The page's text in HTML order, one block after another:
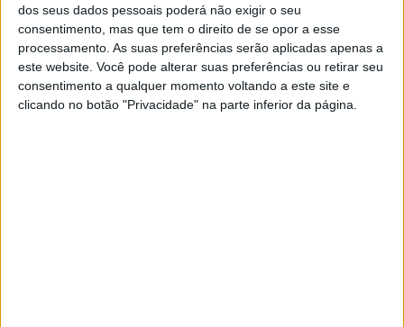
dos seus dados pessoais poderá não exigir o seu
consentimento, mas que tem o direito de se opor a esse
processamento. As suas preferências serão aplicadas apenas a
este website. Você pode alterar suas preferências ou retirar seu
consentimento a qualquer momento voltando a este site e
clicando no botão "Privacidade" na parte inferior da página.